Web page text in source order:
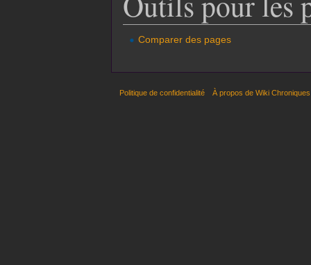
Comparer des pages
Politique de confidentialité À propos de Wiki